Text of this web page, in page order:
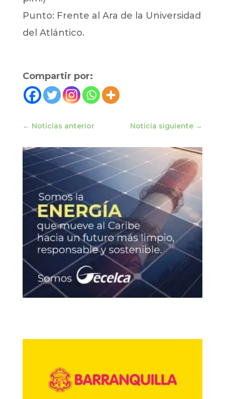
Punto: Frente al Ara de la Universidad
del Atlántico.
Compartir por:
← Noticias anterior Noticia siguiente →